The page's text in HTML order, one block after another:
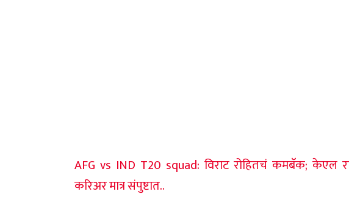
AFG vs IND T20 squad: विराट रोहितचं कमबॅक; केएल
करिअर मात्र संपुष्टात..